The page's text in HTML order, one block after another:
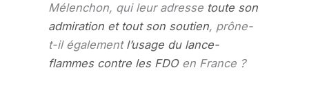
Mélenchon, qui leur adresse toute son
admiration et tout son soutien, prône-
t-il également l’usage du lance-
flammes contre les FDOen France ?